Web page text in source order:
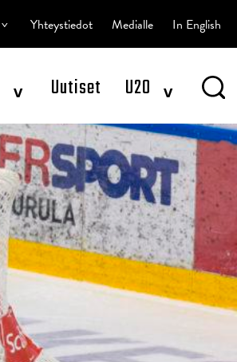
^ Uutiset U20 ^
^ Yhteystiedot Medialle In English